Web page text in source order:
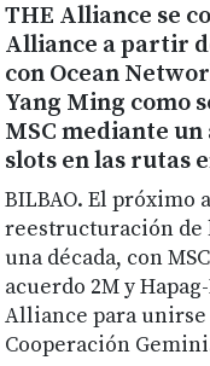
THE Alliance se
Alliance a partir
con Ocean
Yang Ming como
MSC mediante
slots en las rutas
BILBAO. El próximo
reestructuración de
una década, con
acuerdo 2M y
Alliance para unirse
Cooperación